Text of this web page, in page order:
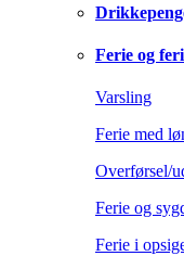
Ferie og
Varsling
Ferie med
Overførsel/
Ferie og
Ferie i